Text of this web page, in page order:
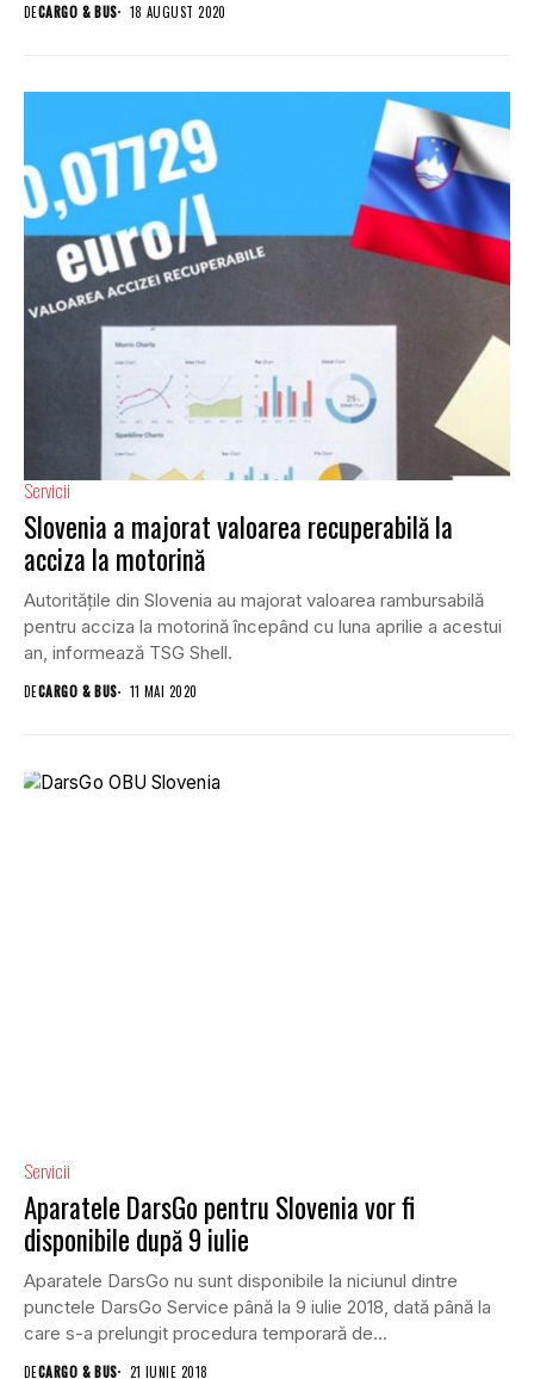
DECARGO & BUS 18 AUGUST 2020
Servicii
Slovenia a majorat valoarea recuperabilă la
acciza la motorină
Autoritățile din Slovenia au majorat valoarea rambursabilă
pentru acciza la motorină începând cu luna aprilie a acestui
an, informează TSG Shell.
DECARGO & BUS 11 MAI 2020
Servicii
Aparatele DarsGo pentru Slovenia vor fi
disponibile după 9 iulie
Aparatele DarsGo nu sunt disponibile la niciunul dintre
punctele DarsGo Service până la 9 iulie 2018, dată până la
care s-a prelungit procedura temporară de...
DECARGO & BUS 21 IUNIE 2018